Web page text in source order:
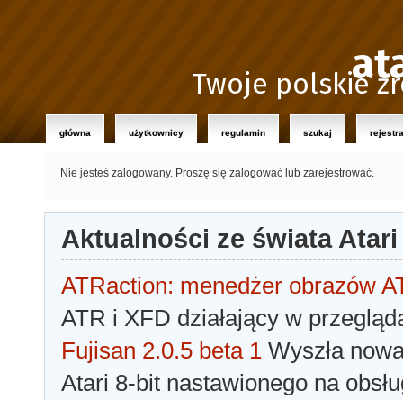
Twoje polskie
główna użytkownicy regulamin szukaj
Nie jesteś zalogowany. Proszę się zalogować lub zarejestrować.
Aktualności ze świata Atari
ATRaction: menedżer obrazów
ATR i XFD działający w
Fujisan 2.0.5 beta 1 Wyszła
Atari 8-bit nastawionego na